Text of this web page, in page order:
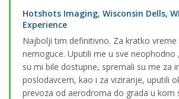
Hotshots Imaging, Wisconsin Dells,
Experience
Najbolji tim definitivno. Za kratko vreme
nemoguce. Uputili me u sve neophodno
su mi bile dostupne, spremali su me za
poslodavcem, kao i za viziranje, uputili
prevoza od aerodroma do grada u kom